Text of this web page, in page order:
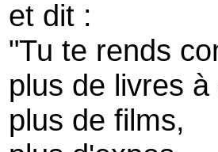
et dit :
"Tu te rends
plus de livres à
plus de films,